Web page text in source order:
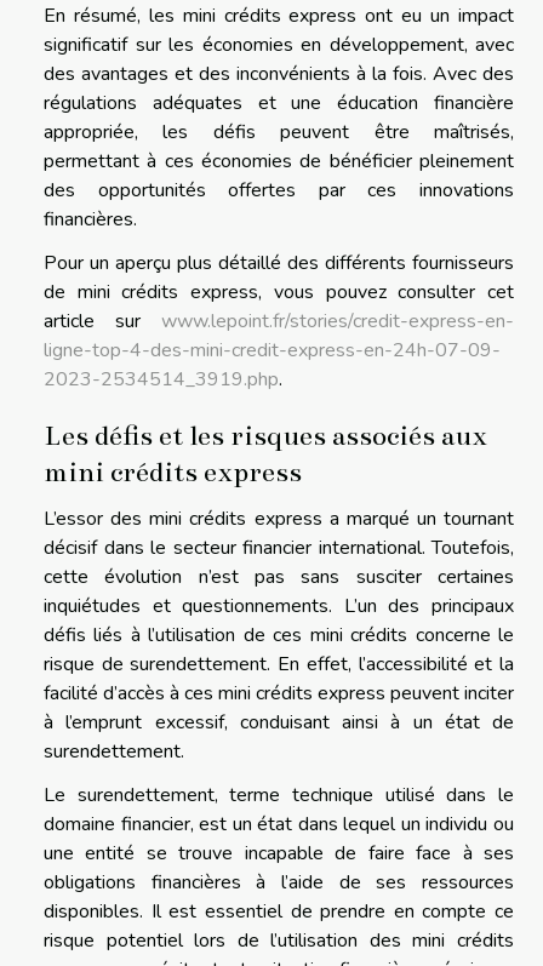
En résumé, les mini crédits express ont eu un impact
significatif sur les économies en développement, avec
des avantages et des inconvénients à la fois. Avec des
régulations adéquates et une éducation financière
appropriée, les défis peuvent être maîtrisés,
permettant à ces économies de bénéficier pleinement
des opportunités offertes par ces innovations
financières.
Pour un aperçu plus détaillé des différents fournisseurs
de mini crédits express, vous pouvez consulter cet
article sur www.lepoint.fr/stories/credit-express-en-
ligne-top-4-des-mini-credit-express-en-24h-07-09-
2023-2534514_3919.php.
Les défis et les risques associés aux
mini crédits express
L’essor des mini crédits express a marqué un tournant
décisif dans le secteur financier international. Toutefois,
cette évolution n’est pas sans susciter certaines
inquiétudes et questionnements. L’un des principaux
défis liés à l’utilisation de ces mini crédits concerne le
risque de surendettement. En effet, l’accessibilité et la
facilité d’accès à ces mini crédits express peuvent inciter
à l’emprunt excessif, conduisant ainsi à un état de
surendettement.
Le surendettement, terme technique utilisé dans le
domaine financier, est un état dans lequel un individu ou
une entité se trouve incapable de faire face à ses
obligations financières à l’aide de ses ressources
disponibles. Il est essentiel de prendre en compte ce
risque potentiel lors de l’utilisation des mini crédits